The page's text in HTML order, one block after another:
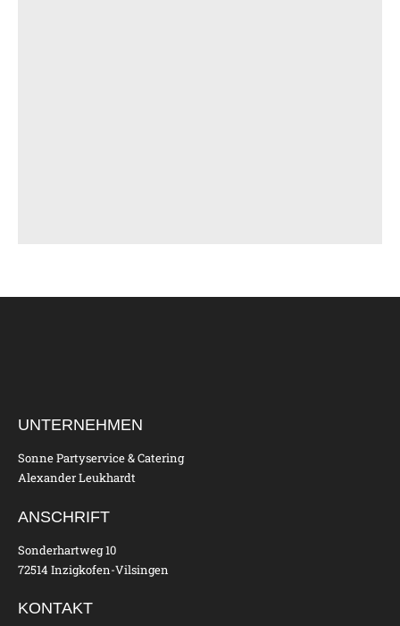
UNTERNEHMEN
Sonne Partyservice & Catering
Alexander Leukhardt
ANSCHRIFT
Sonderhartweg 10
72514 Inzigkofen-Vilsingen
KONTAKT